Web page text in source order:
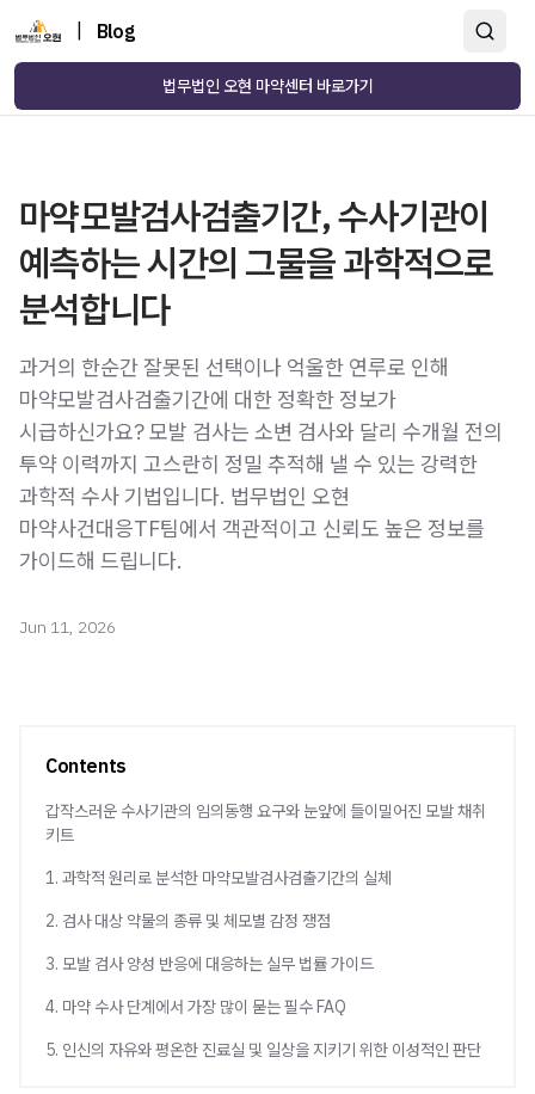
Blog
법무법인 오현 마약센터 바로가기
마약모발검사검출기간, 수사기관이
예측하는 시간의 그물을 과학적으로
분석합니다
과거의 한순간 잘못된 선택이나 억울한 연루로 인해
마약모발검사검출기간에 대한 정확한 정보가
시급하신가요? 모발 검사는 소변 검사와 달리 수개월 전의
투약 이력까지 고스란히 정밀 추적해 낼 수 있는 강력한
과학적 수사 기법입니다. 법무법인 오현
마약사건대응TF팀에서 객관적이고 신뢰도 높은 정보를
가이드해 드립니다.
Jun 11, 2026
Contents
갑작스러운 수사기관의 임의동행 요구와 눈앞에 들이밀어진 모발 채취
키트
1. 과학적 원리로 분석한 마약모발검사검출기간의 실체
2. 검사 대상 약물의 종류 및 체모별 감정 쟁점
3. 모발 검사 양성 반응에 대응하는 실무 법률 가이드
4. 마약 수사 단계에서 가장 많이 묻는 필수 FAQ
5. 인신의 자유와 평온한 진료실 및 일상을 지키기 위한 이성적인 판단